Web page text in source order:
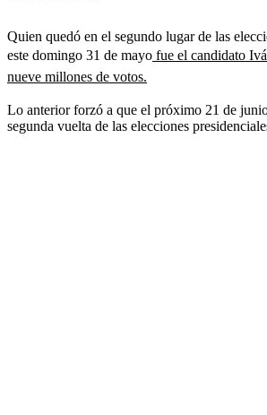
Quien quedó en el segundo lugar de las
este domingo 31 de mayo fue el candidato
nueve millones de votos.
Lo anterior forzó a que el próximo 21 de
segunda vuelta de las elecciones